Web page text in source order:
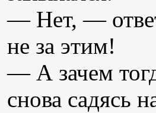
— Нет, —
не за этим!
— А зачем
снова садясь